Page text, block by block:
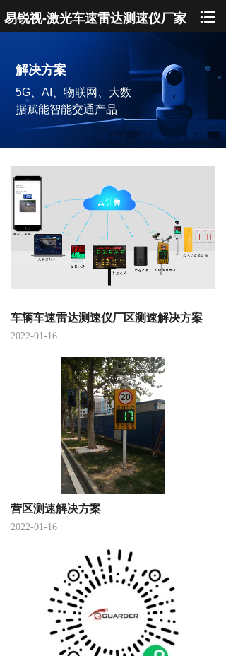
易锐视-激光车速雷达测速仪厂家
解决方案
5G、AI、物联网、大数
据赋能智能交通产品
车辆车速雷达测速​仪厂区测速解决方案
2022-01-16
营区测速解决方案
2022-01-16